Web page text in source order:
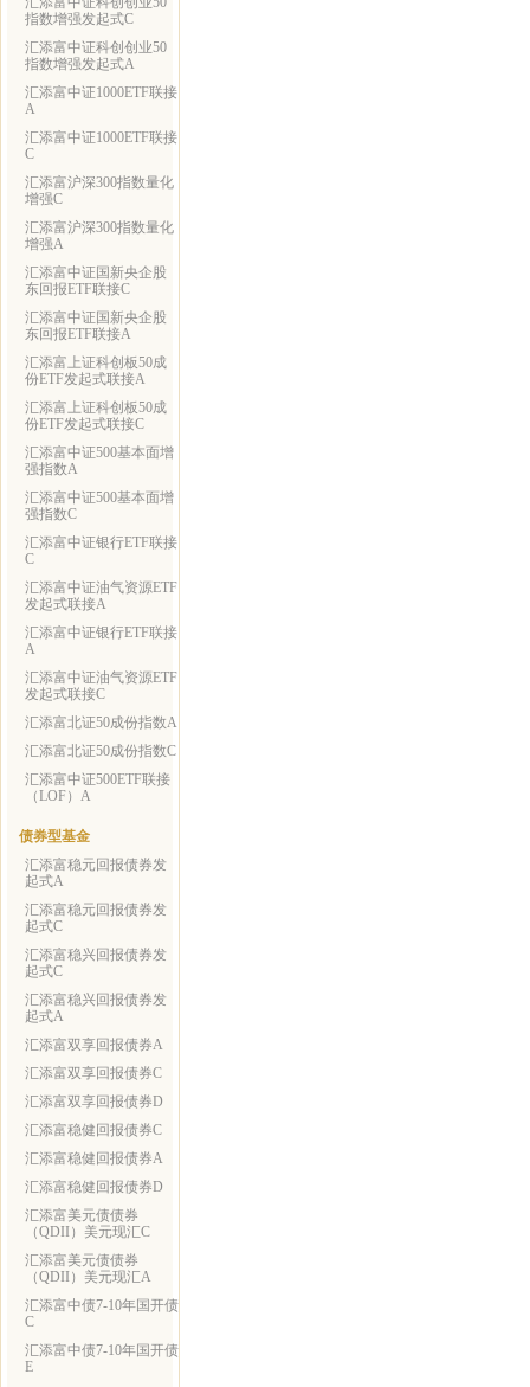
指数增强发起式C
汇添富中证科创创业50
指数增强发起式A
汇添富中证1000ETF联接
A
汇添富中证1000ETF联接
C
汇添富沪深300指数量化
增强C
汇添富沪深300指数量化
增强A
汇添富中证国新央企股
东回报ETF联接C
汇添富中证国新央企股
东回报ETF联接A
汇添富上证科创板50成
份ETF发起式联接A
汇添富上证科创板50成
份ETF发起式联接C
汇添富中证500基本面增
强指数A
汇添富中证500基本面增
强指数C
汇添富中证银行ETF联接
C
汇添富中证油气资源ETF
发起式联接A
汇添富中证银行ETF联接
A
汇添富中证油气资源ETF
发起式联接C
汇添富北证50成份指数A
汇添富北证50成份指数C
汇添富中证500ETF联接
（LOF）A
债券型基金
汇添富稳元回报债券发
起式A
汇添富稳元回报债券发
起式C
汇添富稳兴回报债券发
起式C
汇添富稳兴回报债券发
起式A
汇添富双享回报债券A
汇添富双享回报债券C
汇添富双享回报债券D
汇添富稳健回报债券C
汇添富稳健回报债券A
汇添富稳健回报债券D
汇添富美元债债券
（QDII）美元现汇C
汇添富美元债债券
（QDII）美元现汇A
汇添富中债7-10年国开债
C
汇添富中债7-10年国开债
E